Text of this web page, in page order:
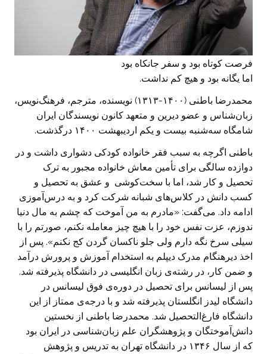
فرصت کوتاه بود و سفر جانکاه بود
اما یگانه بود و هیچ کم نداشت.
محمدرضا باطنی (۱۴۰۰-۱۳۱۳) نویسنده، مترجم، فرهنگ‌نویس،
زبان‌شناس و عضو دیرین و متعهد کانون نویسندگان ایران
شامگاه سه‌شنبه بیست و یکم اردیبهشت ۱۴۰۰ درگذشت.
باطنی اگرچه به سبب فقر خانواده کودکی دشواری داشت و در
دوازده سالگی برای تأمین معاش خانواده مجبور به ترک
تحصیل و کار شد، اما با سخت‌کوشی و عشق به تحصیل و
کسب دانش در کلاس‌های شبانه شرکت کرد و به درس‌آموزی
ادامه داد. می‌گفت: «مادرم به من آموخت که چشم به مال دنیا
ندوزم، عزت نفس خود را با هیچ چیز معامله نکنم، صورتم را با
سیلی سرخ نگه دارم ولی جلو ناکسان گردن کج نکنم». پس از
اخذ دیرهنگام مدرک دیپلم به استخدام آموزش و پرورش درآمد
و ضمن کار، در رشته‌ی زبان انگلیسی در دانشگاه پذیرفته شد.
پس از لیسانس برای تحصیل در دوره‌ی فوق لیسانس در
دانشگاه لیدز انگلستان پذیرفته شد و با درجه‌ی ممتاز از این
دانشگاه فارغ‌التحصیل شد. محمدرضا باطنی از نخستین
دانش‌آموختگان و پژوهشگران علم زبان‌شناسی در ایران بود
که از سال ۱۳۴۶ در دانشگاه تهران به تدریس و پژوهش